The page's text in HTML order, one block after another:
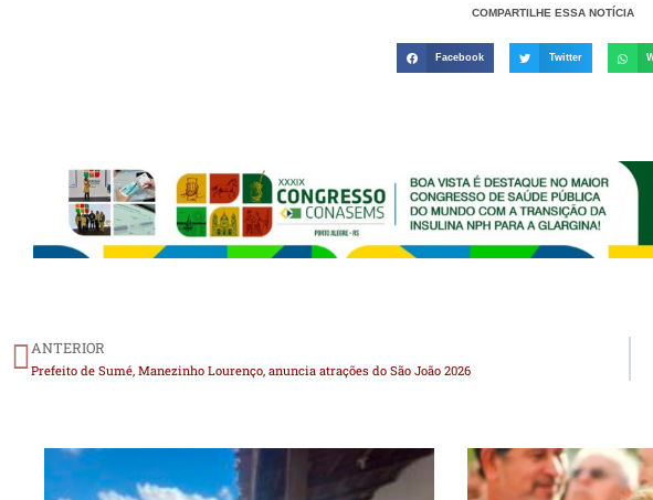
COMPARTILHE ESSA NOTÍCIA
Facebook Twitter
ANTERIOR
Prefeito de Sumé, Manezinho Lourenço, anuncia atrações do São João 2026